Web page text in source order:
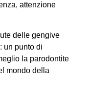
attenzione
delle gengive
un punto di
la parodontite
mondo della